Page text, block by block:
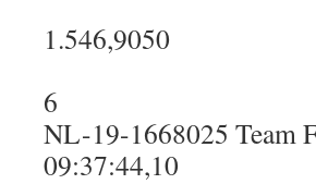
1.546,9050
6
NL-19-1668025 Team
09:37:44,10